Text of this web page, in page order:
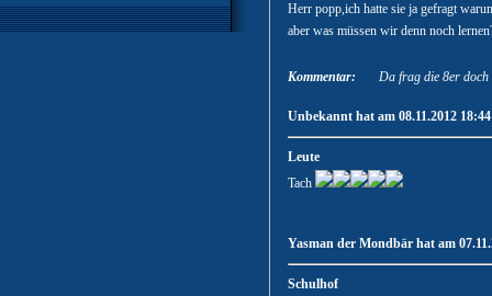
Herr popp,ich hatte sie ja gefragt
aber was müssen wir denn noch
Kommentar: Da frag die 8er
Unbekannt hat am 08.11.2012
Leute
Tach
Yasman der Mondbär hat am
Schulhof